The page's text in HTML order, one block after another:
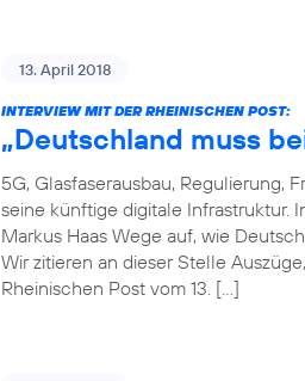
13. April 2018
INTERVIEW MIT DER RHEINISCHEN POST:
„Deutschland muss
5G, Glasfaserausbau, Regulierung,
seine künftige digitale Infrastruktur.
Markus Haas Wege auf, wie
Wir zitieren an dieser Stelle
Rheinischen Post vom 13. […]